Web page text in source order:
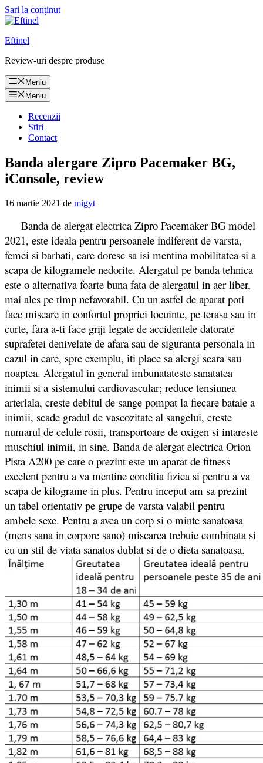
Sari la conținut
Eftinel
Review-uri despre produse
Meniu
Meniu
Recenzii
Stiri
Contact
Banda alergare Zipro Pacemaker BG,
iConsole, review
16 martie 2021 de migyt
Banda de alergat electrica Zipro Pacemaker BG model
2021, este ideala pentru persoanele indiferent de varsta,
femei si barbati, care doresc sa isi mentina mobilitatea si a
scapa de kilogramele nedorite. Alergatul pe banda tehnica
este o alternativa foarte buna fata de alergatul in aer liber,
mai ales pe timp nefavorabil. Cu un astfel de aparat poti
face miscare in confortul propriei locuinte, pe terasa sau in
curte, fara a-ti face griji legate de accidentele datorate
suprafetei denivelate de afara sau de siguranta personala in
cazul in care, spre exemplu, iti place sa alergi seara sau
noaptea. Alergatul in general imbunatateste sanatatea
inimii si a sistemului cardiovascular; reduce tensiunea
arteriala, creste debitul de sange pompat la fiecare bataie a
inimii, scade gradul de vascozitate al sangelui, creste
numarul de celule rosii, transportoare de oxigen si intareste
muschiul inimii, in sine. Banda de alergat electrica Orion
Pista A200 pe care o prezint este un aparat de fitness
excelent pentru a va mentine conditia fizica si pentru a va
scapa de kilograme in plus. Pentru inceput am sa prezint
un tabel orientativ pe grupe de varsta valabil pentru
ambele sexe. Pentru a avea un corp si o minte sanatoasa
(mens sana in corpore sano) miscarea trebuie combinata si
cu un stil de viata sanatos dublat si de o dieta sanatoasa.